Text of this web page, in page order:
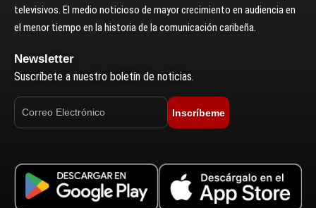
televisivos. El medio noticioso de mayor crecimiento en audiencia en
el menor tiempo en la historia de la comunicación caribeña.
Newsletter
Suscríbete a nuestro boletín de noticias.
Inscríbeme